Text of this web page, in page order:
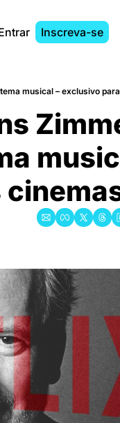
Inscreva-se
musical – exclusivo